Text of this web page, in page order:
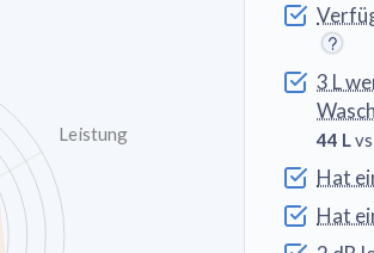
Leistung
3 L
44 L
Hat
Hat